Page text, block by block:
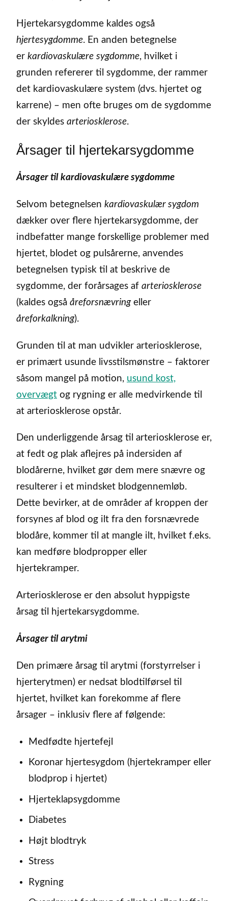
Hjertekarsygdomme kaldes også
hjertesygdomme. En anden betegnelse
er kardiovaskulære sygdomme, hvilket i
grunden refererer til sygdomme, der rammer
det kardiovaskulære system (dvs. hjertet og
karrene) – men ofte bruges om de sygdomme
der skyldes arteriosklerose.
Årsager til hjertekarsygdomme
Årsager til kardiovaskulære sygdomme
Selvom betegnelsen kardiovaskulær sygdom
dækker over flere hjertekarsygdomme, der
indbefatter mange forskellige problemer med
hjertet, blodet og pulsårerne, anvendes
betegnelsen typisk til at beskrive de
sygdomme, der forårsages af arteriosklerose
(kaldes også åreforsnævringeller
åreforkalkning).
Grunden til at man udvikler arteriosklerose,
er primært usunde livsstilsmønstre – faktorer
såsom mangel på motion, usund kost,
overvægt og rygning er alle medvirkende til
at arteriosklerose opstår.
Den underliggende årsag til arteriosklerose er,
at fedt og plak aflejres på indersiden af
blodårerne, hvilket gør dem mere snævre og
resulterer i et mindsket blodgennemløb.
Dette bevirker, at de områder af kroppen der
forsynes af blod og ilt fra den forsnævrede
blodåre, kommer til at mangle ilt, hvilket f.eks.
kan medføre blodpropper eller
hjertekramper.
Arteriosklerose er den absolut hyppigste
årsag til hjertekarsygdomme.
Årsager til arytmi
Den primære årsag til arytmi (forstyrrelser i
hjerterytmen) er nedsat blodtilførsel til
hjertet, hvilket kan forekomme af flere
årsager – inklusiv flere af følgende:
Medfødte hjertefejl
Koronar hjertesygdom (hjertekramper eller
blodprop i hjertet)
Hjerteklapsygdomme
Diabetes
Højt blodtryk
Stress
Rygning